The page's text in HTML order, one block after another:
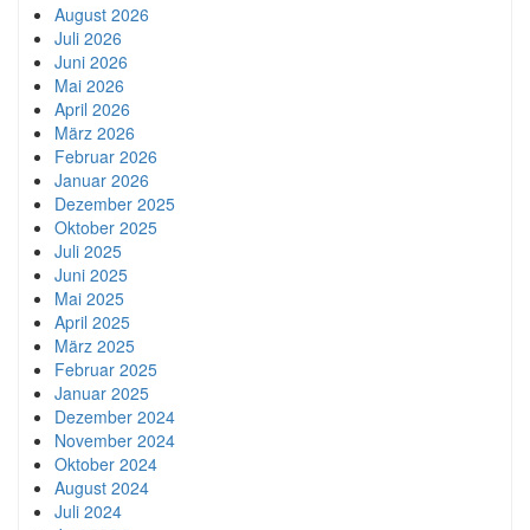
August 2026
Juli 2026
Juni 2026
Mai 2026
April 2026
März 2026
Februar 2026
Januar 2026
Dezember 2025
Oktober 2025
Juli 2025
Juni 2025
Mai 2025
April 2025
März 2025
Februar 2025
Januar 2025
Dezember 2024
November 2024
Oktober 2024
August 2024
Juli 2024